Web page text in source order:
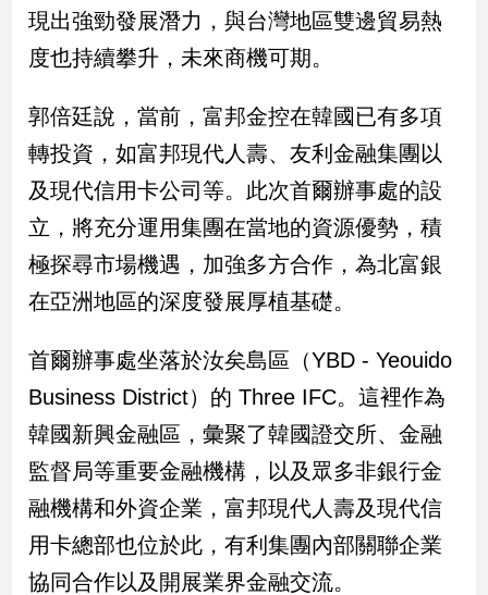
會
點
觀
兩
岸/
國
際
地
方
新
冠
病
專
區
現出強勁發展潛力，與台灣地區雙邊貿易熱
度也持續攀升，未來商機可期。
郭倍廷說，當前，富邦金控在韓國已有多項
轉投資，如富邦現代人壽、友利金融集團以
及現代信用卡公司等。此次首爾辦事處的設
立，將充分運用集團在當地的資源優勢，積
極探尋市場機遇，加強多方合作，為北富銀
在亞洲地區的深度發展厚植基礎。
首爾辦事處坐落於汝矣島區（YBD - Yeouido
Business District）的 Three IFC。這裡作為
韓國新興金融區，彙聚了韓國證交所、金融
監督局等重要金融機構，以及眾多非銀行金
融機構和外資企業，富邦現代人壽及現代信
用卡總部也位於此，有利集團內部關聯企業
協同合作以及開展業界金融交流。